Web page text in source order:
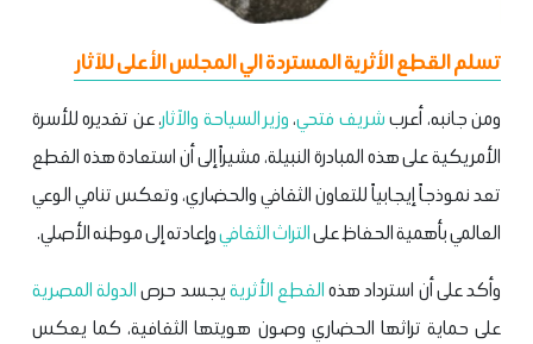
تسلم القطع الأثرية المستردة الي المجلس الأعلى للآثار
ومن جانبه، أعربشريف فتحي،وزير السياحة والآثار، عن تقديره للأسرة
الأمريكية على هذه المبادرة النبيلة، مشيراً إلى أن استعادة هذه القطع
تعد نموذجاً إيجابياً للتعاون الثقافي والحضاري، وتعكس تنامي الوعي
العالمي بأهمية الحفاظ علىالتراث الثقافيوإعادته إلى موطنه الأصلي.
وأكد على أن استرداد هذهالقطع الأثريةيجسد حرصالدولة المصرية
على حماية تراثها الحضاري وصون هويتها الثقافية، كما يعكس